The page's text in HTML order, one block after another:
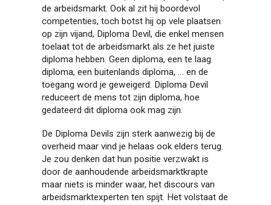
de arbeidsmarkt. Ook al zit hij boordevol
competenties, toch botst hij op vele plaatsen
op zijn vijand, Diploma Devil, die enkel mensen
toelaat tot de arbeidsmarkt als ze het juiste
diploma hebben. Geen diploma, een te laag
diploma, een buitenlands diploma, … en de
toegang word je geweigerd. Diploma Devil
reduceert de mens tot zijn diploma, hoe
gedateerd dit diploma ook mag zijn.
De Diploma Devils zijn sterk aanwezig bij de
overheid maar vind je helaas ook elders terug.
Je zou denken dat hun positie verzwakt is
door de aanhoudende arbeidsmarktkrapte
maar niets is minder waar, het discours van
arbeidsmarktexperten ten spijt. Het volstaat de